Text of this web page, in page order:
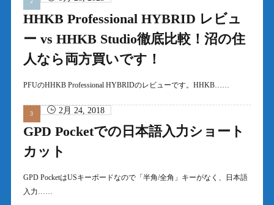
HHKB Professional HYBRID レビュ
ー vs HHKB Studio徹底比較！沼の住
人なら両方買いです！
PFUのHHKB Professional HYBRIDのレビューです。HHKB……
2月 24, 2018
GPD Pocketでの日本語入力ショート
カット
GPD PocketはUSキーボードなので「半角/全角」キーがなく、日本語
入力……